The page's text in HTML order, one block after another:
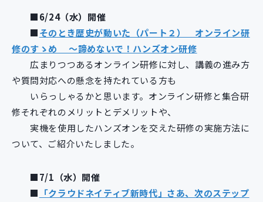
導入事例
イベント・セミナー
ニュース
採用情報
Contact
■6/24（水）開催
■そのとき歴史が動いた（パート２） オンライン研
修のすゝめ ～諦めないで！ハンズオン研修
広まりつつあるオンライン研修に対し、講義の進み方
や質問対応への懸念を持たれている方も
いらっしゃるかと思います。オンライン研修と集合研
修それぞれのメリットとデメリットや、
実機を使用したハンズオンを交えた研修の実施方法に
ついて、ご紹介いたしました。
■7/1（水）開催
■ 「クラウドネイティブ新時代」さあ、次のステップ